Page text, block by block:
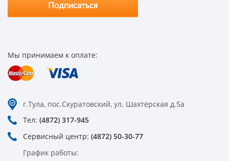
Мы принимаем к оплате:
г.Тула, пос.Скуратовский, ул. Шахтёрская д.5а
Тел: (4872) 317-945
Сервисный центр: (4872) 50-30-77
График работы: